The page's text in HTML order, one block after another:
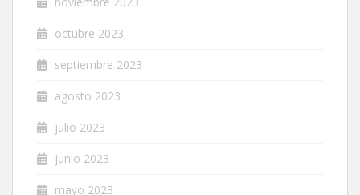
octubre 2023
septiembre 2023
agosto 2023
julio 2023
junio 2023
mayo 2023